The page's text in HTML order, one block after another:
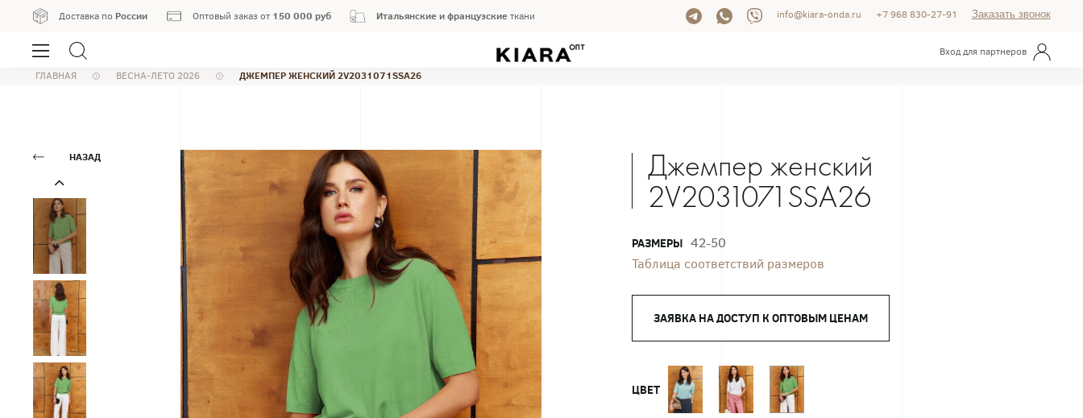
Доставка по России Оптовый заказ от 150 000 руб Итальянские и французскиеткани info@kiara-onda.ru +7 968 830-27-91 Заказать звонок
Вход для партнеров
ГЛАВНАЯ
ВЕСНА-ЛЕТО 2026 ДЖЕМПЕР ЖЕНСКИЙ 2V2031071SSA26
НАЗАД Джемпер женский
2V2031071SSA26
РАЗМЕРЫ 42-50
Таблица соответствий размеров
ЗАЯВКА НА ДОСТУП К ОПТОВЫМ ЦЕНАМ
ЦВЕТ